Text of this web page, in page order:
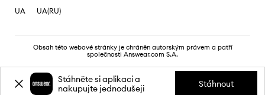
UA
UA(RU)
Obsah této webové stránky je chráněn autorským právem a patří
společnosti Answear.com S.A.
Stáhněte si aplikaci a
nakupujte jednodušeji
Stáhnout